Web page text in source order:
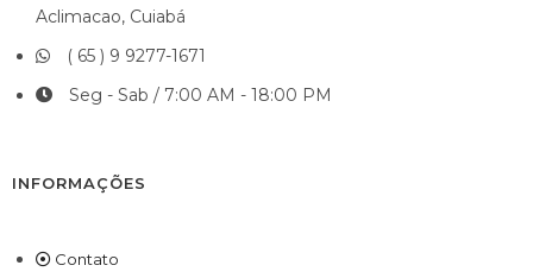
Aclimacao, Cuiabá
( 65 ) 9 9277-1671
Seg - Sab / 7:00 AM - 18:00 PM
INFORMAÇÕES
Contato